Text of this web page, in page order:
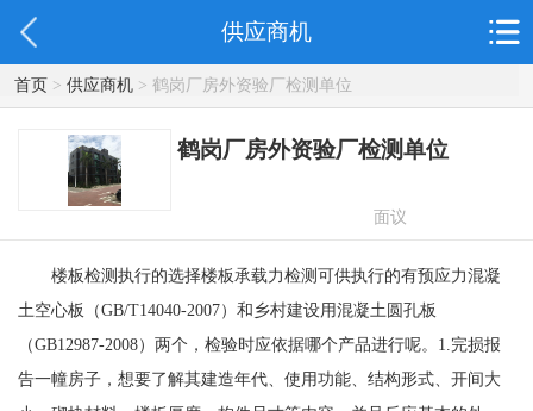
供应商机
首页> 供应商机> 鹤岗厂房外资验厂检测单位
鹤岗厂房外资验厂检测单位
面议
楼板检测执行的选择楼板承载力检测可供执行的有预应力混凝
土空心板（GB/T14040-2007）和乡村建设用混凝土圆孔板
（GB12987-2008）两个，检验时应依据哪个产品进行呢。1.完损报
告一幢房子，想要了解其建造年代、使用功能、结构形式、开间大